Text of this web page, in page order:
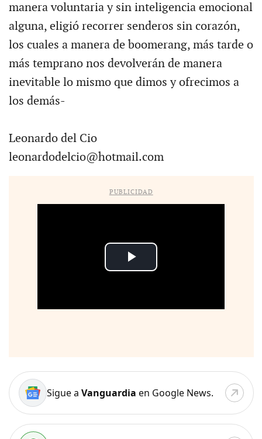
manera voluntaria y sin inteligencia emocional
alguna, eligió recorrer senderos sin corazón,
los cuales a manera de boomerang, más tarde o
más temprano nos devolverán de manera
inevitable lo mismo que dimos y ofrecimos a
los demás-
Leonardo del Cio
leonardodelcio@hotmail.com
PUBLICIDAD
Sigue a Vanguardia en Google News.